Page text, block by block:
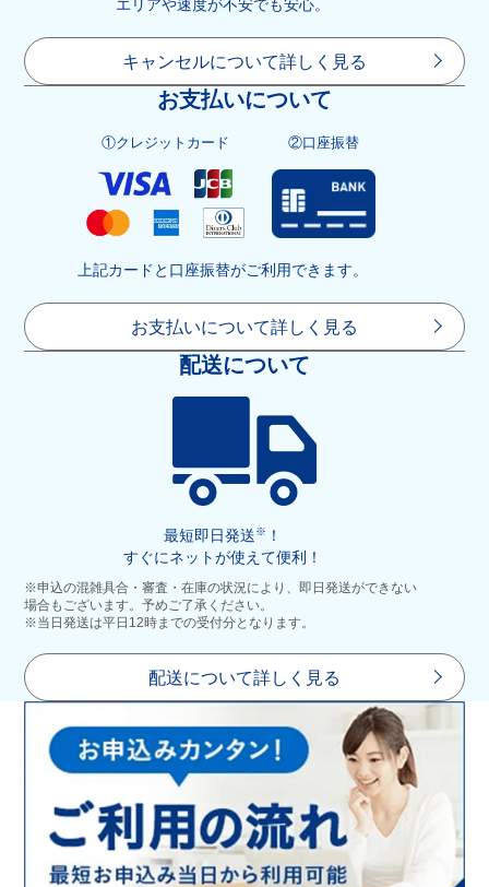
エリアや速度が不安でも安心。
キャンセルについて詳しく見る
お支払いについて
①クレジットカード ②口座振替
上記カードと口座振替がご利用できます。
お支払いについて詳しく見る
配送について
最短即日発送※
！
すぐにネットが使えて便利！
※申込の混雑具合・審査・在庫の状況により、即日発送ができない
場合もございます。予めご了承ください。
※当日発送は平日12時までの受付分となります。
配送について詳しく見る